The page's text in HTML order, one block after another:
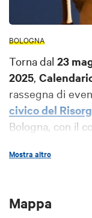
BOLOGNA
Tornadal 23
2025,
rassegna di
civico del
Bologna, con il
conoscenza del
sancita al livello
Mostra altro
Mappa